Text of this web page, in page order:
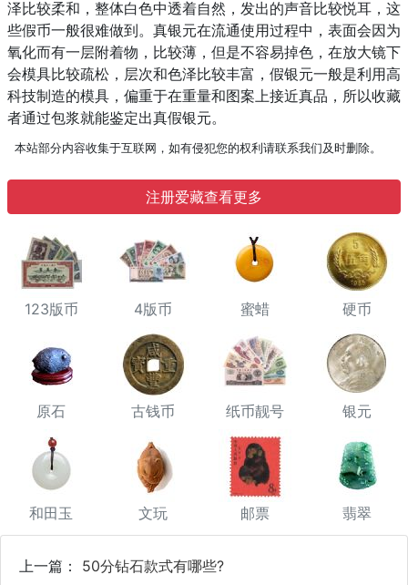
泽比较柔和，整体白色中透着自然，发出的声音比较悦耳，这
些假币一般很难做到。真银元在流通使用过程中，表面会因为
氧化而有一层附着物，比较薄，但是不容易掉色，在放大镜下
会模具比较疏松，层次和色泽比较丰富，假银元一般是利用高
科技制造的模具，偏重于在重量和图案上接近真品，所以收藏
者通过包浆就能鉴定出真假银元。
本站部分内容收集于互联网，如有侵犯您的权利请联系我们及时删除。
注册爱藏查看更多
123版币 4版币 蜜蜡 硬币
原石 古钱币 纸币靓号 银元
和田玉 文玩 邮票 翡翠
上一篇： 50分钻石款式有哪些?